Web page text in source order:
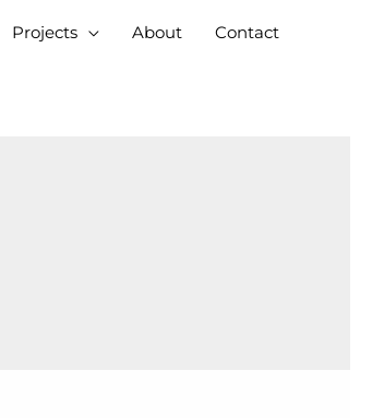
Projects About Contact